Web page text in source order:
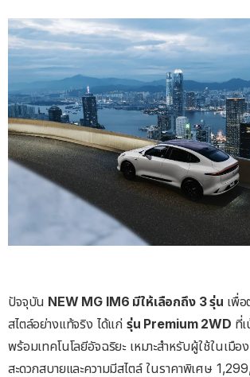
ปัจจุบัน NEW MG IM6 มีให้เลือกถึง3รุ่น เพื่
สไตล์อย่างแท้จริง ได้แก่ รุ่น Premium 2WD ที่
พร้อมเทคโนโลยีอัจฉริยะ เหมาะสำหรับผู้ใช้ในเมือ
สะดวกสบายและความมีสไตล์ ในราคาพิเศษ